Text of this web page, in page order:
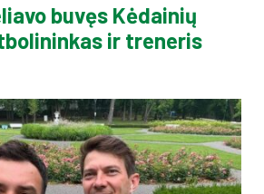
buvęs Kėdainių
ir treneris